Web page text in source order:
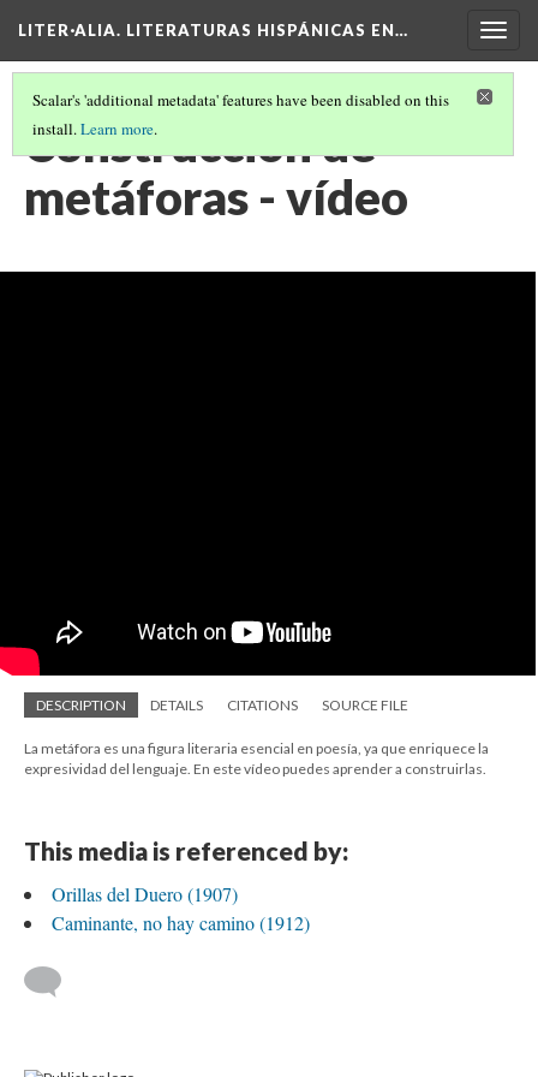
LITER·ALIA. LITERATURAS HISPÁNICAS EN…
Scalar's 'additional metadata' features have been disabled on this
install.Learn more.
Construcción de
metáforas - vídeo
DESCRIPTION DETAILS CITATIONS SOURCE FILE
La metáfora es una figura literaria esencial en poesía, ya que enriquece la
expresividad del lenguaje. En este vídeo puedes aprender a construirlas.
This media is referenced by:
Orillas del Duero (1907)
Caminante, no hay camino (1912)